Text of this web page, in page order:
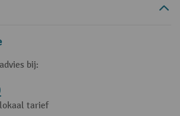
bij:
tarief